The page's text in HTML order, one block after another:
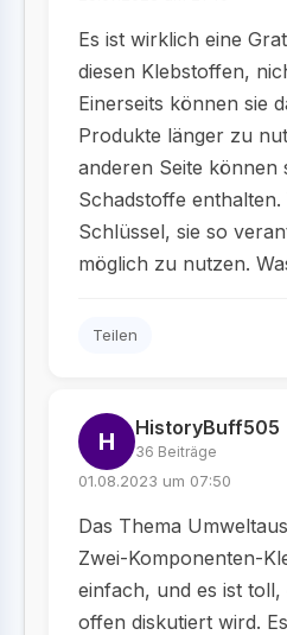
Es ist wirklich eine
diesen Klebstoffen,
Einerseits können sie
Produkte länger zu
anderen Seite können
Schadstoffe
Schlüssel, sie so
möglich zu nutzen.
Teilen
H HistoryBuff505
36 Beiträge
01.08.2023 um 07:50
Das Thema
Zwei-Komponenten-
einfach, und es ist toll,
offen diskutiert wird.